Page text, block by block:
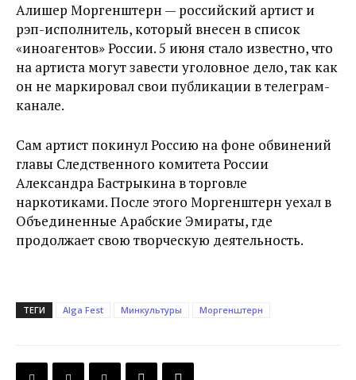
Алишер Моргенштерн — российский артист и
рэп-исполнитель, который внесен в список
«иноагентов» России. 5 июня стало известно, что
на артиста могут завести уголовное дело, так как
он не маркировал свои публикации в телеграм-
канале.
Сам артист покинул Россию на фоне обвинений
главы Следственного комитета России
Александра Бастрыкина в торговле
наркотиками. После этого Моргенштерн уехал в
Объединенные Арабские Эмираты, где
продолжает свою творческую деятельность.
ТЕГИ Alga Fest Минкультуры Моргенштерн